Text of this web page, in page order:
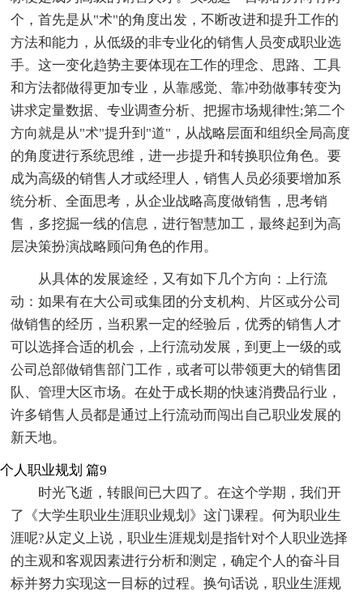
个，首先是从"术"的角度出发，不断改进和提升工作的
方法和能力，从低级的非专业化的销售人员变成职业选
手。这一变化趋势主要体现在工作的理念、思路、工具
和方法都做得更加专业，从靠感觉、靠冲劲做事转变为
讲求定量数据、专业调查分析、把握市场规律性;第二个
方向就是从"术"提升到"道"，从战略层面和组织全局高度
的角度进行系统思维，进一步提升和转换职位角色。要
成为高级的销售人才或经理人，销售人员必须要增加系
统分析、全面思考，从企业战略高度做销售，思考销
售，多挖掘一线的信息，进行智慧加工，最终起到为高
层决策扮演战略顾问角色的作用。
从具体的发展途经，又有如下几个方向：上行流
动：如果有在大公司或集团的分支机构、片区或分公司
做销售的经历，当积累一定的经验后，优秀的销售人才
可以选择合适的机会，上行流动发展，到更上一级的或
公司总部做销售部门工作，或者可以带领更大的销售团
队、管理大区市场。在处于成长期的快速消费品行业，
许多销售人员都是通过上行流动而闯出自己职业发展的
新天地。
个人职业规划 篇9
时光飞逝，转眼间已大四了。在这个学期，我们开
了《大学生职业生涯职业规划》这门课程。何为职业生
涯呢?从定义上说，职业生涯规划是指针对个人职业选择
的主观和客观因素进行分析和测定，确定个人的奋斗目
标并努力实现这一目标的过程。换句话说，职业生涯规